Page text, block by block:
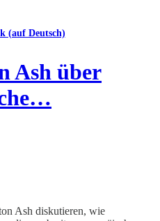
(auf Deutsch)
Ash über
Ash diskutieren, wie